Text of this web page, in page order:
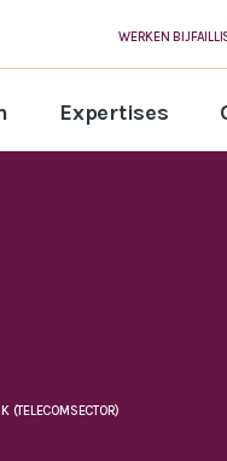
WERKEN BIJ
Expertises
(TELECOMSECTOR)